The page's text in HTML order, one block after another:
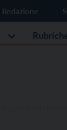
Redazione